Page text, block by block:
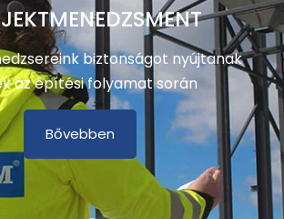
biztonságot nyújtanak
az építési folyamat során
Bővebben